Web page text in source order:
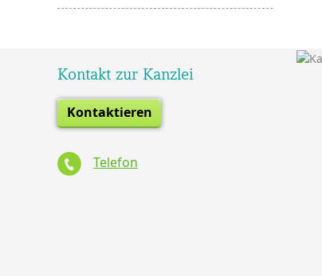
Kontakt zur Kanzlei
Kontaktieren
Telefon